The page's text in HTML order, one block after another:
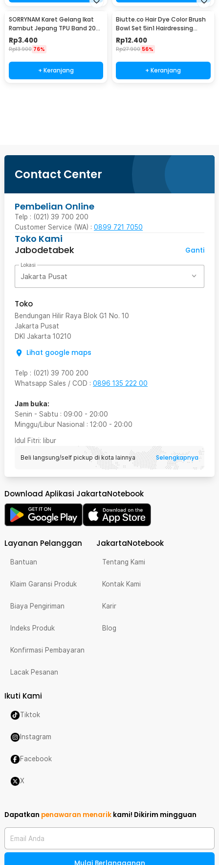
SORRYNAM Karet Gelang Ikat
Rambut Jepang TPU Band 200
PCS - 1180
Rp3.400
Rp13.900 76%
+ Keranjang
Biutte.co Hair Dye Color Brush
Bowl Set 5in1 Hairdressing
Accessory - ME51
Rp12.400
Rp27.900 56%
+ Keranjang
Contact Center
Pembelian Online
Telp : (021) 39 700 200
Customer Service (WA) : 0899 721 7050
Toko Kami
Jabodetabek
Ganti
Lokasi
Jakarta Pusat
Toko
Bendungan Hilir Raya Blok G1 No. 10
Jakarta Pusat
DKI Jakarta 10210
Lihat google maps
Telp : (021) 39 700 200
Whatsapp Sales / COD : 0896 135 222 00
Jam buka:
Senin - Sabtu : 09:00 - 20:00
Minggu/Libur Nasional : 12:00 - 20:00
Idul Fitri: libur
Beli langsung/self pickup di kota lainnya Selengkapnya
Download Aplikasi JakartaNotebook
Layanan Pelanggan
Bantuan
Klaim Garansi Produk
Biaya Pengiriman
Indeks Produk
Konfirmasi Pembayaran
Lacak Pesanan
JakartaNotebook
Tentang Kami
Kontak Kami
Karir
Blog
Ikuti Kami
Tiktok
Instagram
Facebook
X
Dapatkan penawaran menarik kami! Dikirim mingguan
Email Anda